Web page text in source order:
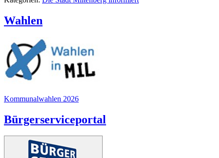
Wahlen
Kommunalwahlen 2026
Bürgerserviceportal